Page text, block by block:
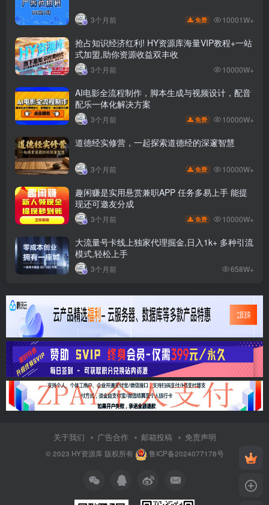
3个月前 免费 10001W+
抢占知识经济红利! HY资源库海量VIP教程+一站
式加盟,助你资源收益双丰收
3个月前 10000W+
AI电影全流程制作，脚本生成与视频设计，配音
配乐一体化解决方案
3个月前 免费 10000W+
道德经实修营，一起探索道德经的深邃智慧
3个月前 免费 10000W+
趣闲赚是实用悬赏兼职APP 任务多易上手 能提
现还可邀友分成
3个月前 免费 10000W+
大流量号卡线上独家代理掘金,日入1k+ 多种引流
模式,轻松上手
3个月前 658W+
关于我们 广告合作 邮箱投稿 免责声明
© 2023 HY资源库版权所有 鲁ICP备2024077178号